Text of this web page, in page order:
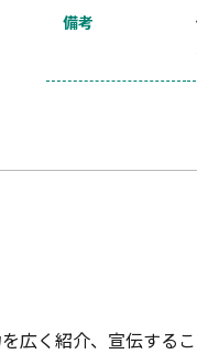
備考
広く紹介、宣伝する